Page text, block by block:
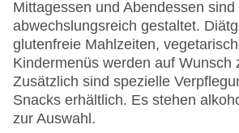
Sonnenterrasse
Gesamtanzahl der Stockwerke:
Gesamtanzahl der Zimmer: 239
Pools:Kinderbecken, Indoor
Landeskategorie: 4 Sterne
Mittagessen und Abendessen sind
abwechslungsreich gestaltet.
glutenfreie Mahlzeiten,
Kindermenüs werden auf Wunsch
Zusätzlich sind spezielle
Snacks erhältlich. Es stehen
zur Auswahl.